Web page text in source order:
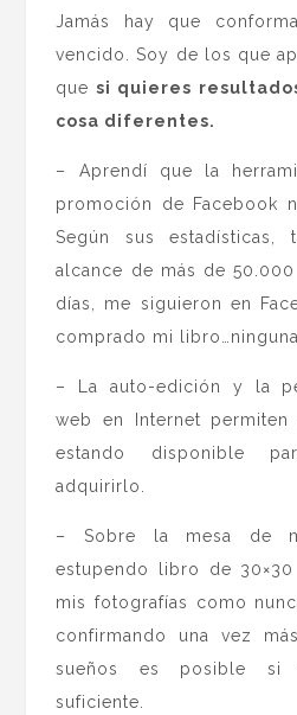
Jamás hay que
vencido. Soy de los que
que si quieres
cosa diferentes.
– Aprendí que la
promoción de Facebook
Según sus estadísticas,
alcance de más de
días, me siguieron en
comprado mi libro…ninguna.
– La auto-edición y la
web en Internet
estando disponible
adquirirlo.
– Sobre la mesa de
estupendo libro de
mis fotografías como
confirmando una vez
sueños es posible si
suficiente.